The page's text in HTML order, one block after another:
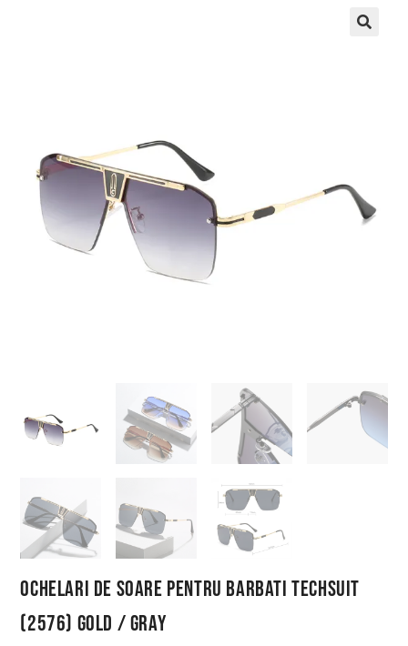
Ochelari de Soare pentru Barbati Techsuit
(2576) Gold / Gray